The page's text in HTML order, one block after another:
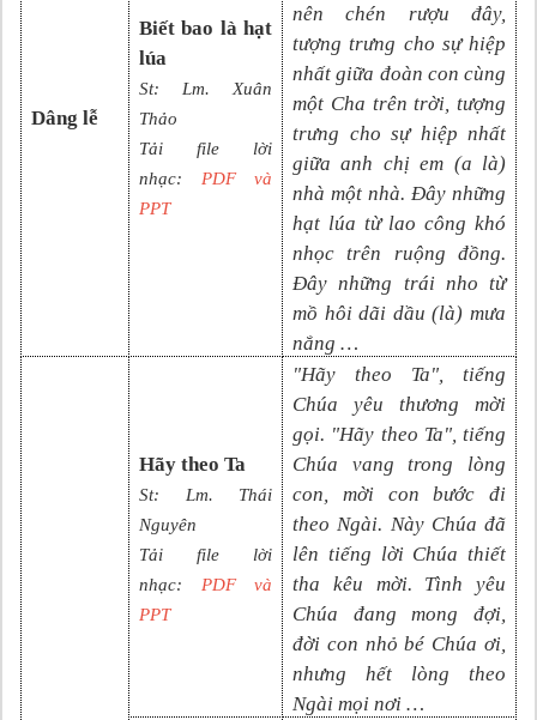
Dâng lễ
Biết bao là hạt
lúa
St: Lm. Xuân
Thảo
Tải file lời
nhạc:
PDF và
PPT
nên chén rượu đây,
tượng trưng cho sự hiệp
nhất giữa đoàn con cùng
một Cha trên trời, tượng
trưng cho sự hiệp nhất
giữa anh chị em (a là)
nhà một nhà. Đây những
hạt lúa từ lao công khó
nhọc trên ruộng đồng.
Đây những trái nho từ
mồ hôi dãi dầu (là) mưa
nắng …
Hãy theo Ta
St: Lm. Thái
Nguyên
Tải file lời
nhạc:
PDF và
PPT
"Hãy theo Ta", tiếng
Chúa yêu thương mời
gọi. "Hãy theo Ta", tiếng
Chúa vang trong lòng
con, mời con bước đi
theo Ngài. Này Chúa đã
lên tiếng lời Chúa thiết
tha kêu mời. Tình yêu
Chúa đang mong đợi,
đời con nhỏ bé Chúa ơi,
nhưng hết lòng theo
Ngài mọi nơi …